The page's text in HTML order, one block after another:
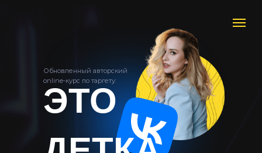
Обновленный авторский
online-курс по таргету:
ЭТО